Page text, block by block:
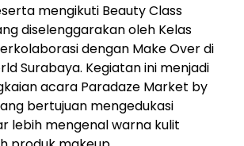
mengikuti Beauty Class
diselenggarakan oleh Kelas
dengan Make Over di
Surabaya. Kegiatan ini menjadi
acara Paradaze Market by
bertujuan mengedukasi
lebih mengenal warna kulit